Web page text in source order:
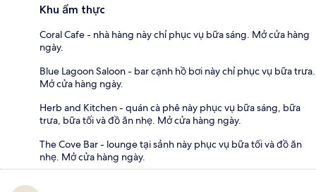
Khu ẩm thực
Coral Cafe - nhà hàng này chỉ phục vụ bữa sáng. Mở cửa hàng
ngày.
Blue Lagoon Saloon - bar cạnh hồ bơi này chỉ phục vụ bữa trưa.
Mở cửa hàng ngày.
Herb and Kitchen - quán cà phê này phục vụ bữa sáng, bữa
trưa, bữa tối và đồ ăn nhẹ. Mở cửa hàng ngày.
The Cove Bar - lounge tại sảnh này phục vụ bữa tối và đồ ăn
nhẹ. Mở cửa hàng ngày.